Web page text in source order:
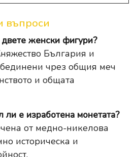
въпроси
женски фигури?
България и
чрез общия меч
и общата
ли е изработена монетата?
от медно-никелова
историческа и